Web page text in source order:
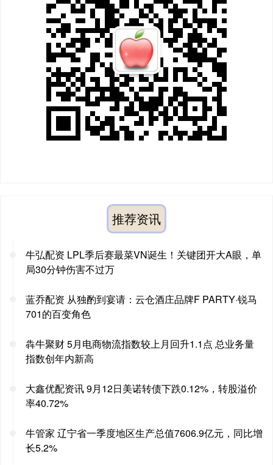
推荐资讯
牛弘配资 LPL季后赛最菜VN诞生！关键团开大A眼，单
局30分钟伤害不过万
蓝乔配资 从独酌到宴请：云仓酒庄品牌F PARTY·锐马
701的百变角色
犇牛聚财 5月电商物流指数较上月回升1.1点 总业务量
指数创年内新高
大鑫优配资讯 9月12日美诺转债下跌0.12%，转股溢价
率40.72%
牛管家 辽宁省一季度地区生产总值7606.9亿元，同比增
长5.2%